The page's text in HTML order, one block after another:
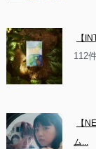
【
112
【
ム...